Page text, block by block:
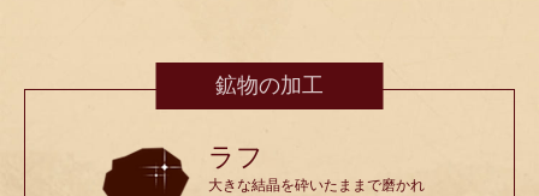
鉱物の加工
ラフ
大きな結晶を砕いたままで磨かれ